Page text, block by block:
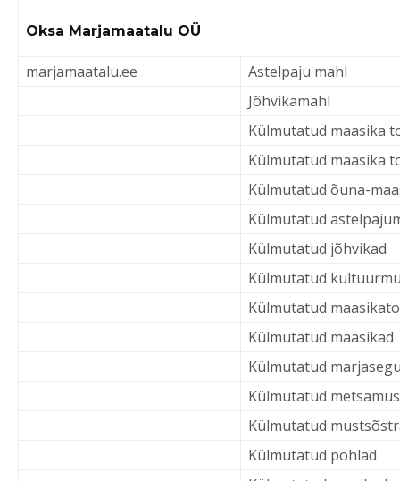
Oksa Marjamaatalu OÜ
marjamaatalu.ee
Astelpaju mahl
Jõhvikamahl
Külmutatud maasika
Külmutatud maasika
Külmutatud õuna-
Külmutatud
Külmutatud jõhvikad
Külmutatud
Külmutatud
Külmutatud maasikad
Külmutatud
Külmutatud
Külmutatud
Külmutatud pohlad